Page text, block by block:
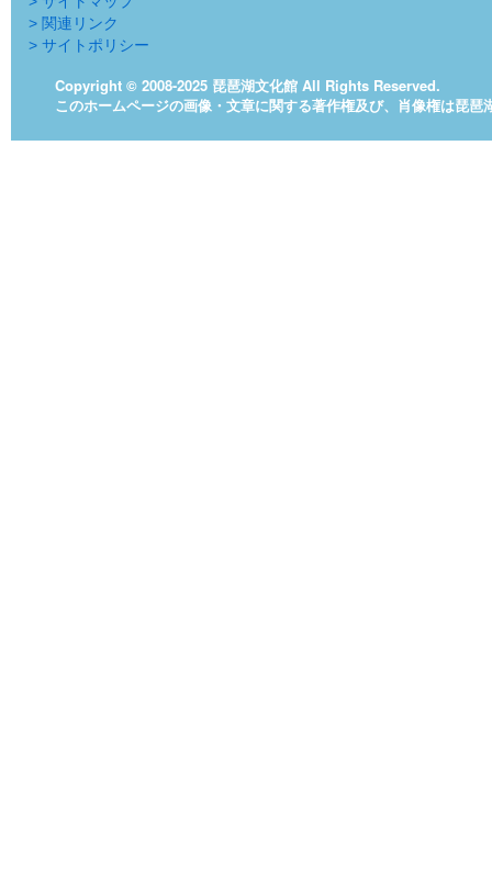
> 関連リンク
> サイトポリシー
Copyright © 2008-2025 琵琶湖文化館 All Rights Reserved.
このホームページの画像・文章に関する著作権及び、肖像権は琵